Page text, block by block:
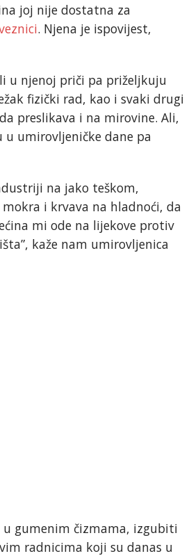
joj nije dostatna za
. Njena je ispovijest,
u njenoj priči pa priželjkuju
fizički rad, kao i svaki drugi
preslikava i na mirovine. Ali,
umirovljeničke dane pa
na jako teškom,
i krvava na hladnoći, da
mi ode na lijekove protiv
kaže nam umirovljenica
gumenim čizmama, izgubiti
radnicima koji su danas u